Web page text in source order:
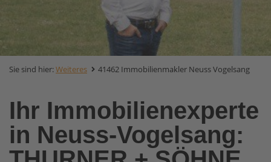
Sie sind hier:Weiteres 41462 Immobilienmakler Neuss Vogelsang
Ihr Immobilienexperte
in Neuss-Vogelsang: